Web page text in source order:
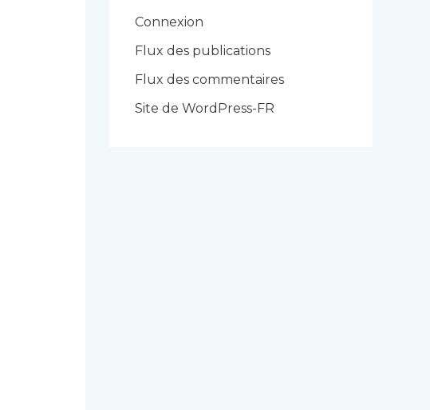
r
i
Connexion
Flux des publications
Flux des commentaires
Site de WordPress-FR